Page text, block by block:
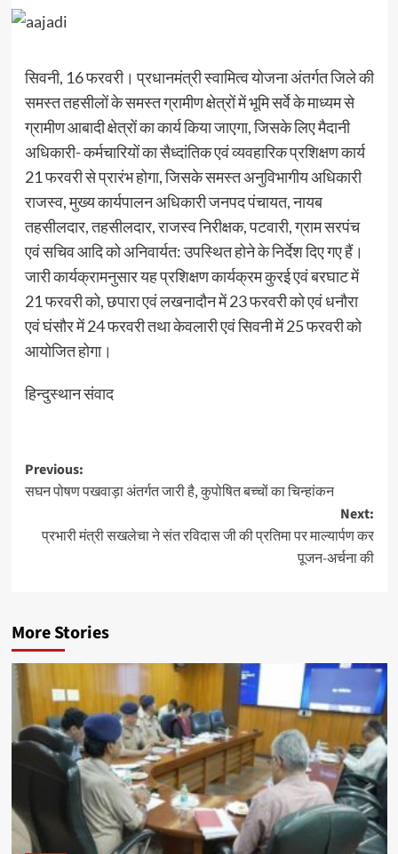
सिवनी, 16 फरवरी। प्रधानमंत्री स्वामित्व योजना अंतर्गत जिले की
समस्त तहसीलों के समस्त ग्रामीण क्षेत्रों में भूमि सर्वे के माध्यम से
ग्रामीण आबादी क्षेत्रों का कार्य किया जाएगा, जिसके लिए मैदानी
अधिकारी- कर्मचारियों का सैध्दांतिक एवं व्यवहारिक प्रशिक्षण कार्य
21 फरवरी से प्रारंभ होगा, जिसके समस्त अनुविभागीय अधिकारी
राजस्व, मुख्य कार्यपालन अधिकारी जनपद पंचायत, नायब
तहसीलदार, तहसीलदार, राजस्व निरीक्षक, पटवारी, ग्राम सरपंच
एवं सचिव आदि को अनिवार्यत: उपस्थित होने के निर्देश दिए गए हैं।
जारी कार्यक्रामनुसार यह प्रशिक्षण कार्यक्रम कुरई एवं बरघाट में
21 फरवरी को, छपारा एवं लखनादौन में 23 फरवरी को एवं धनौरा
एवं घंसौर में 24 फरवरी तथा केवलारी एवं सिवनी में 25 फरवरी को
आयोजित होगा।
हिन्दुस्थान संवाद
Post
navigation
Previous:
सघन पोषण पखवाड़ा अंतर्गत जारी है, कुपोषित बच्चों का चिन्हांकन
Next:
प्रभारी मंत्री सखलेचा ने संत रविदास जी की प्रतिमा पर माल्यार्पण कर
पूजन-अर्चना की
More Stories